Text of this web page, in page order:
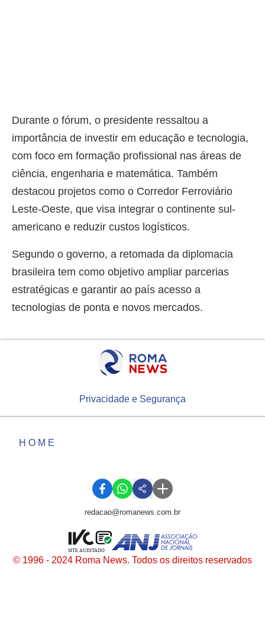
Durante o fórum, o presidente ressaltou a
importância de investir em educação e tecnologia,
com foco em formação profissional nas áreas de
ciência, engenharia e matemática. Também
destacou projetos como o Corredor Ferroviário
Leste-Oeste, que visa integrar o continente sul-
americano e reduzir custos logísticos.
Segundo o governo, a retomada da diplomacia
brasileira tem como objetivo ampliar parcerias
estratégicas e garantir ao país acesso a
tecnologias de ponta e novos mercados.
Privacidade e Segurança
HOME
redacao@romanews.com.br
© 1996 - 2024 Roma News. Todos os direitos reservados
SITE AUDITADO